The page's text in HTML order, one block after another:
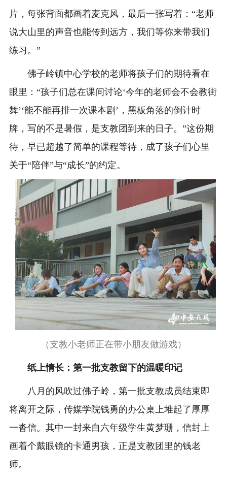
片，每张背面都画着麦克风，最后一张写着：“老师
说大山里的声音也能传到远方，我们等你来带我们
练习。”
佛子岭镇中心学校的老师将孩子们的期待看在
眼里：“孩子们总在课间讨论‘今年的老师会不会教街
舞’‘能不能再排一次课本剧’，黑板角落的倒计时
牌，写的不是暑假，是支教团到来的日子。”这份期
待，早已超越了简单的课程等待，成了孩子们心里
关于“陪伴”与“成长”的约定。
（支教小老师正在带小朋友做游戏）
纸上情长：第一批支教留下的温暖印记
八月的风吹过佛子岭，第一批支教成员结束即
将离开之际，传媒学院钱勇的办公桌上堆起了厚厚
一沓信。其中一封来自六年级学生黄梦珊，信封上
画着个戴眼镜的卡通男孩，正是支教团里的钱老
师。